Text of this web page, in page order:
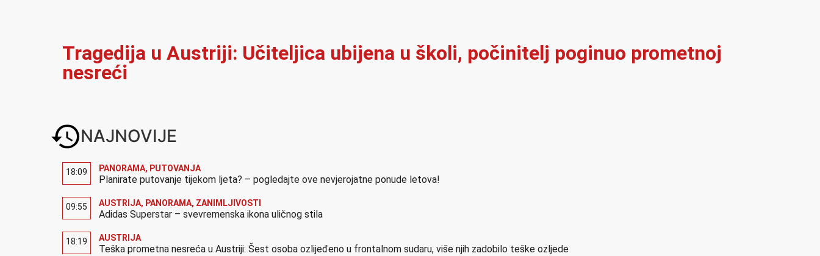
Tragedija u Austriji: Učiteljica ubijena u školi, počinitelj poginuo prometnoj
nesreći
NAJNOVIJE
18:09 PANORAMA, PUTOVANJA
Planirate putovanje tijekom ljeta? – pogledajte ove nevjerojatne ponude letova!
09:55 AUSTRIJA, PANORAMA, ZANIMLJIVOSTI
Adidas Superstar – svevremenska ikona uličnog stila
18:19 AUSTRIJA
Teška prometna nesreća u Austriji: Šest osoba ozlijeđeno u frontalnom sudaru, više njih zadobilo teške ozljede